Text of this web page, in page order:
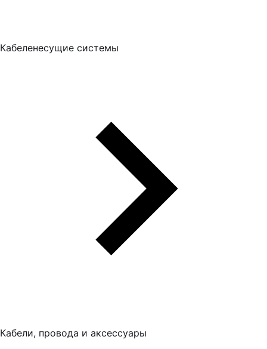
Кабеленесущие системы
Кабели, провода и аксессуары